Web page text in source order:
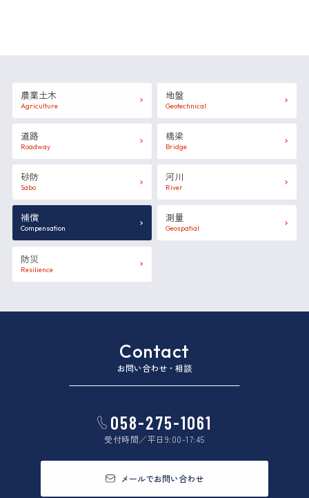
農業土木
Agriculture
地盤
Geotechnical
道路
Roadway
橋梁
Bridge
砂防
Sabo
河川
River
補償
Compensation
測量
Geospatial
防災
Resilience
Contact
お問い合わせ・相談
058-275-1061
受付時間／平日9:00-17:45
メールでお問い合わせ